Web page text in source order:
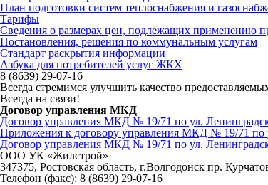
План подготовки систем теплоснабжения и
Тарифы
Сведения о размерах цен, подлежащих применению
Постановления, решения по коммунальным услугам
Стандарт раскрытия информации
Азбука для потребителей услуг ЖКХ
8 (8639) 29-07-16
Всегда стремимся улучшить качество
Всегда на связи!
Договор управления МКД
Договор управления МКД № 19/71 по ул.
Приложения к договору управления МКД № 19/71 по
Договор управления МКД № 19/71 по ул.
ООО УК «Жилстрой»
347375, Ростовская область, г.Волгодонск пр.
Телефон (факс): 8 (8639) 29-07-16